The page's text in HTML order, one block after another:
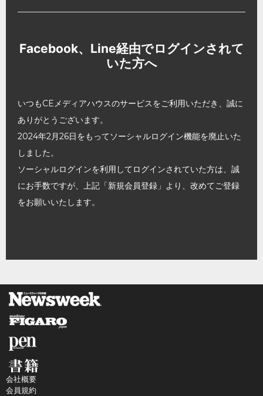
Facebook、Line経由でログインされて
いた方へ
いつもCEメディアハウスのサービスをご利用いただき、誠に
ありがとうございます。
2024年2月26日をもってソーシャルログイン機能を廃止いた
しました。
ソーシャルログインを利用してログインされていた方は、誠
にお手数ですが、上記「新規会員登録」より、改めてご登録
をお願いいたします。
会社概要
会員規約